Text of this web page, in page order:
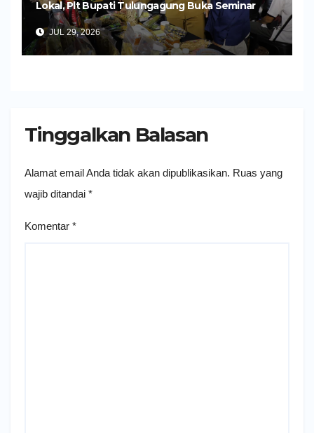
Lokal, Plt Bupati Tulungagung Buka Seminar
Impor dan Ekspor Produk UMKM
JUL 29, 2026
Tinggalkan Balasan
Alamat email Anda tidak akan dipublikasikan. Ruas yang
wajib ditandai *
Komentar *